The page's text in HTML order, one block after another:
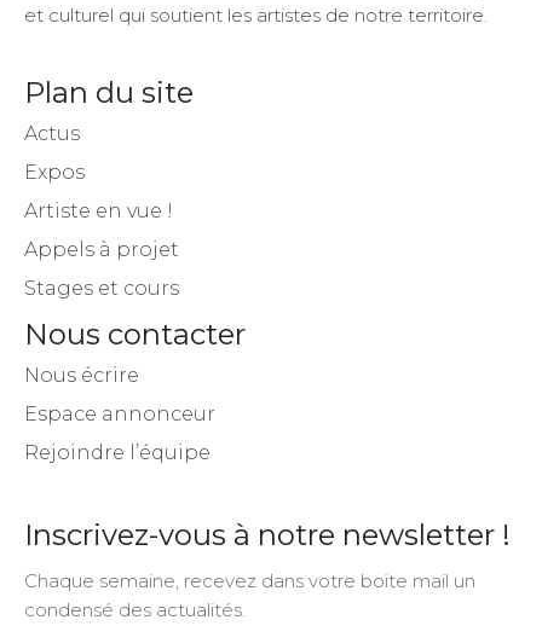
et culturel qui soutient les artistes de notre territoire.
Plan du site
Actus
Expos
Artiste en vue !
Appels à projet
Stages et cours
Nous contacter
Nous écrire
Espace annonceur
Rejoindre l’équipe
Inscrivez-vous à notre newsletter !
Chaque semaine, recevez dans votre boite mail un
condensé des actualités.